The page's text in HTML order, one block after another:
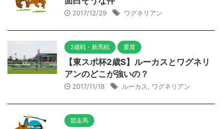
2017/12/29 ワグネリアン
2歳戦・新馬戦 重賞
【東スポ杯2歳S】ルーカスとワグネリ
アンのどこが強いの？
2017/11/18 ルーカス ワグネリアン
競走馬